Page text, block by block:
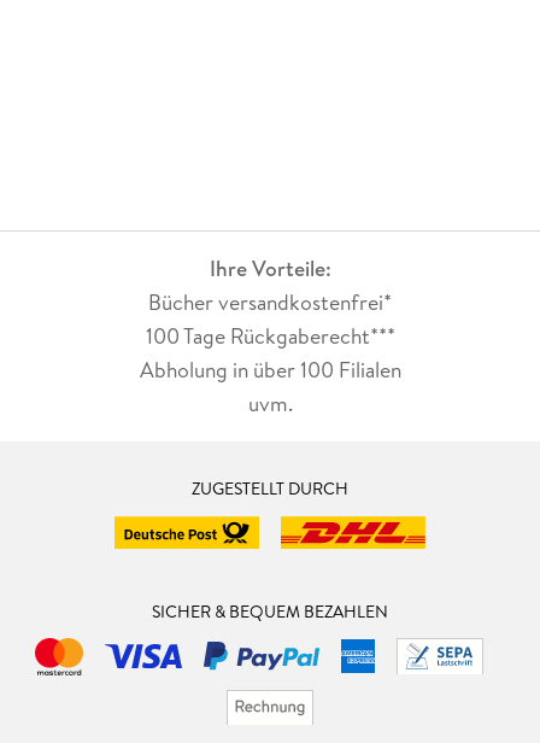
Ihre Vorteile:
Bücher versandkostenfrei*
100 Tage Rückgaberecht***
Abholung in über 100 Filialen
uvm.
ZUGESTELLT DURCH
SICHER & BEQUEM BEZAHLEN